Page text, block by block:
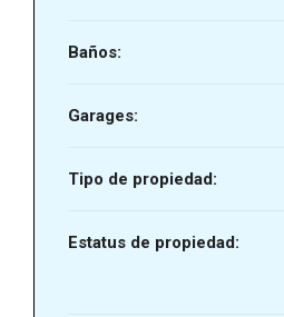
Baños:
Garages:
Tipo de propiedad:
Estatus de propiedad: